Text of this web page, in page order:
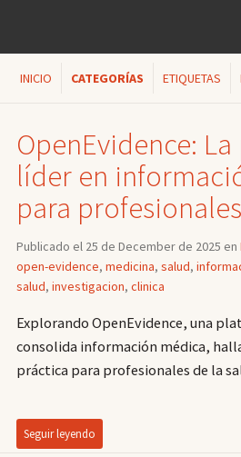
INICIO CATEGORÍAS ETIQUETAS
OpenEvidence:
líder en
para profesionales
Publicado el 25 de December de 2025 en
open-evidence, medicina, salud,
salud, investigacion, clinica
Explorando OpenEvidence, una
consolida información médica,
práctica para profesionales de la
Seguir leyendo